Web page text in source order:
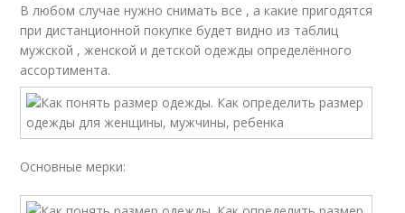
В любом случае нужно снимать все , а какие пригодятся
при дистанционной покупке будет видно из таблиц
мужской , женской и детской одежды определённого
ассортимента.
Основные мерки: